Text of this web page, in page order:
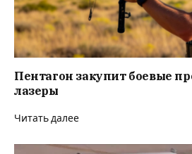
Пентагон закупит боевые
лазеры
Читать далее